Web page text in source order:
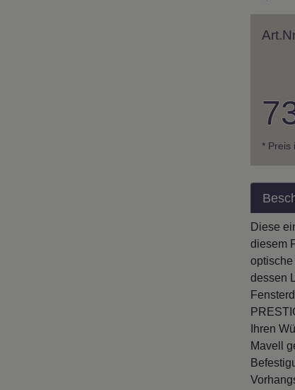
* Preis
Diese
diesem
dessen
Ihren
Mavell